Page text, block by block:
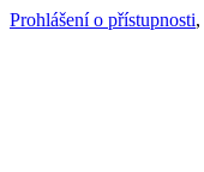
Prohlášení o přístupnosti,